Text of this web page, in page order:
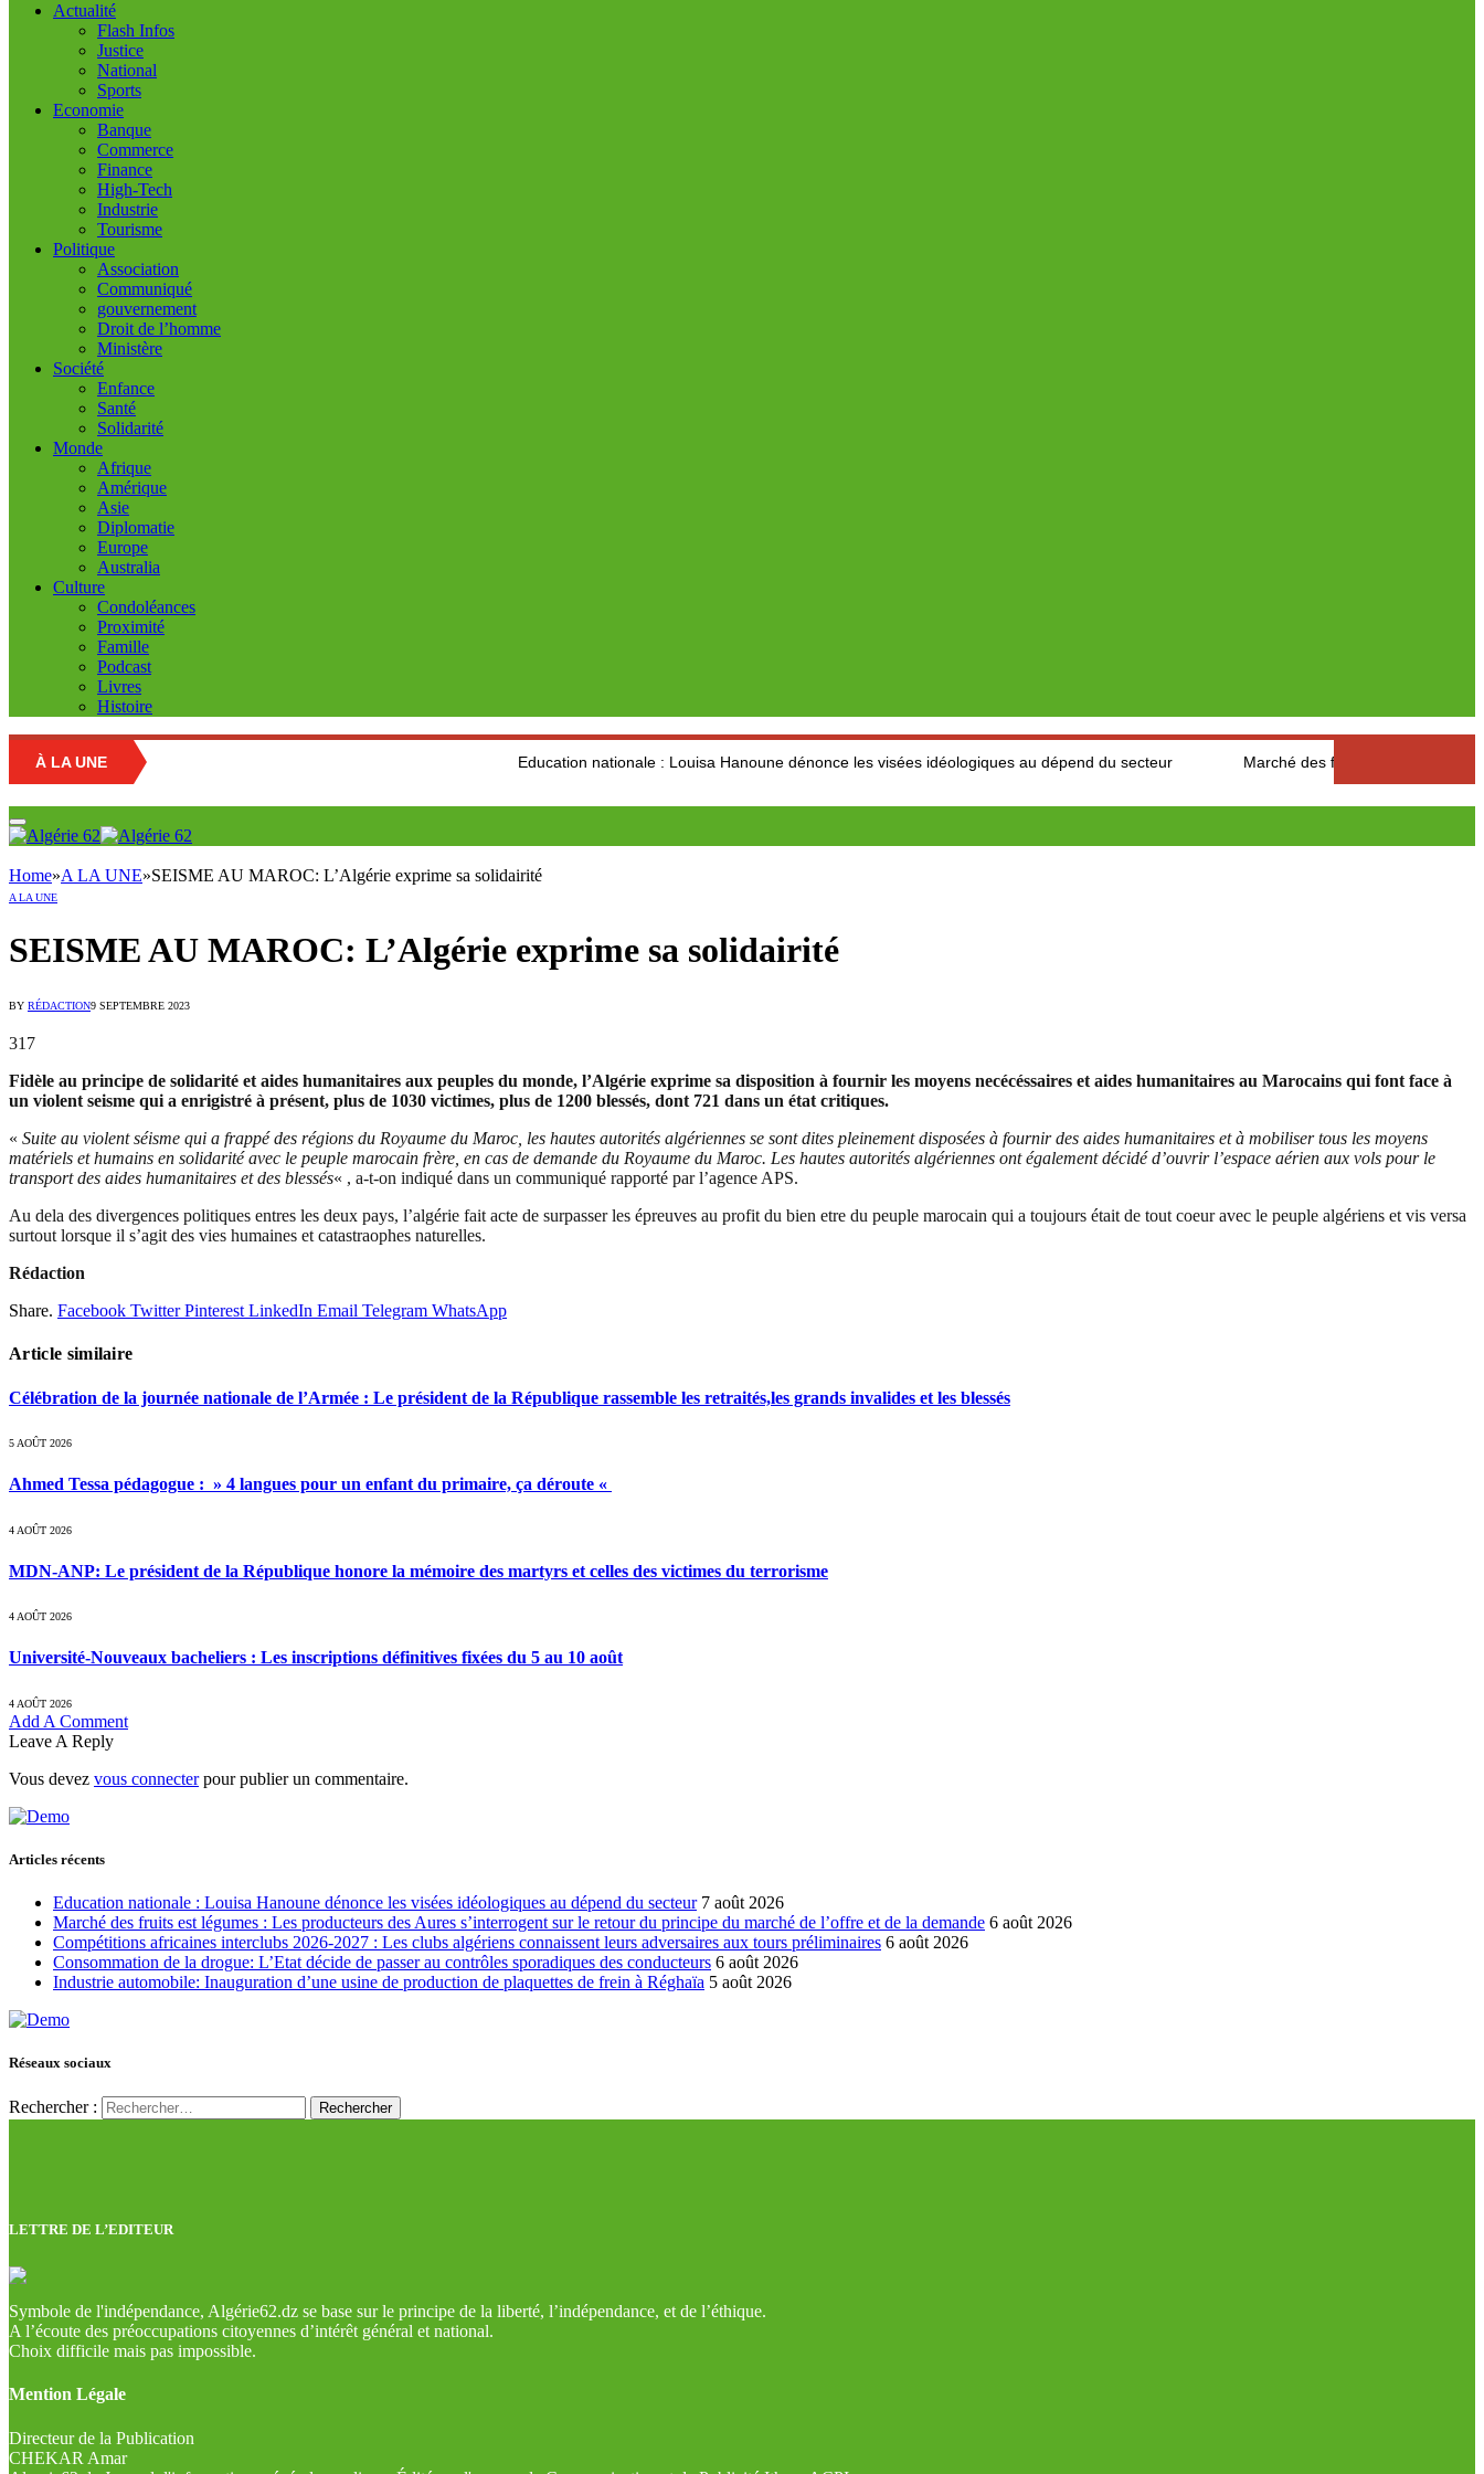
Actualité
Flash Infos
Justice
National
Sports
Economie
Banque
Commerce
Finance
High-Tech
Industrie
Tourisme
Politique
Association
Communiqué
gouvernement
Droit de l’homme
Ministère
Société
Enfance
Santé
Solidarité
Monde
Afrique
Amérique
Asie
Diplomatie
Europe
Australia
Culture
Condoléances
Proximité
Famille
Podcast
Livres
Histoire
À LA UNE Education nationale : Louisa Hanoune dénonce les visées idéologiques au dépend du secteur Marché des fruits est légumes : Les producteurs
Home»A LA UNE»SEISME AU MAROC: L’Algérie exprime sa solidairité
A LA UNE
SEISME AU MAROC: L’Algérie exprime sa solidairité
BY RÉDACTION9 SEPTEMBRE 2023
317
Fidèle au principe de solidarité et aides humanitaires aux peuples du monde, l’Algérie exprime sa disposition à fournir les moyens necécéssaires et aides humanitaires au Marocains qui font face à
un violent seisme qui a enrigistré à présent, plus de 1030 victimes, plus de 1200 blessés, dont 721 dans un état critiques.
« Suite au violent séisme qui a frappé des régions du Royaume du Maroc, les hautes autorités algériennes se sont dites pleinement disposées à fournir des aides humanitaires et à mobiliser tous les moyens
matériels et humains en solidarité avec le peuple marocain frère, en cas de demande du Royaume du Maroc. Les hautes autorités algériennes ont également décidé d’ouvrir l’espace aérien aux vols pour le
transport des aides humanitaires et des blessés« , a-t-on indiqué dans un communiqué rapporté par l’agence APS.
Au dela des divergences politiques entres les deux pays, l’algérie fait acte de surpasser les épreuves au profit du bien etre du peuple marocain qui a toujours était de tout coeur avec le peuple algériens et vis versa
surtout lorsque il s’agit des vies humaines et catastraophes naturelles.
Rédaction
Share. Facebook Twitter Pinterest LinkedIn Email Telegram WhatsApp
Article similaire
Célébration de la journée nationale de l’Armée : Le président de la République rassemble les retraités,les grands invalides et les blessés
5 AOÛT 2026
Ahmed Tessa pédagogue : » 4 langues pour un enfant du primaire, ça déroute «
4 AOÛT 2026
MDN-ANP: Le président de la République honore la mémoire des martyrs et celles des victimes du terrorisme
4 AOÛT 2026
Université-Nouveaux bacheliers : Les inscriptions définitives fixées du 5 au 10 août
4 AOÛT 2026
Add A Comment
Leave A Reply
Vous devez vous connecterpour publier un commentaire.
Articles récents
Education nationale : Louisa Hanoune dénonce les visées idéologiques au dépend du secteur 7 août 2026
Marché des fruits est légumes : Les producteurs des Aures s’interrogent sur le retour du principe du marché de l’offre et de la demande 6 août 2026
Compétitions africaines interclubs 2026-2027 : Les clubs algériens connaissent leurs adversaires aux tours préliminaires 6 août 2026
Consommation de la drogue: L’Etat décide de passer au contrôles sporadiques des conducteurs 6 août 2026
Industrie automobile: Inauguration d’une usine de production de plaquettes de frein à Réghaïa 5 août 2026
Réseaux sociaux
Rechercher :
LETTRE DE L’EDITEUR
Symbole de l'indépendance, Algérie62.dz se base sur le principe de la liberté, l’indépendance, et de l’éthique.
A l’écoute des préoccupations citoyennes d’intérêt général et national.
Choix difficile mais pas impossible.
Mention Légale
Directeur de la Publication
CHEKAR Amar